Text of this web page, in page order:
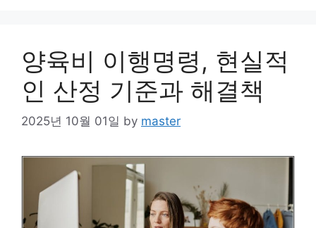
양육비 이행명령, 현실적
인 산정 기준과 해결책
2025년 10월 01일 by master